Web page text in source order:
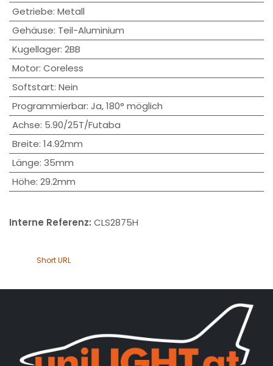
Getriebe: Metall
Gehäuse: Teil-Aluminium
Kugellager: 2BB
Motor: Coreless
Softstart: Nein
Programmierbar: Ja, 180° möglich
Achse: 5.90/25T/Futaba
Breite: 14.92mm
Länge: 35mm
Höhe: 29.2mm
Interne Referenz: CLS2875H
Short URL